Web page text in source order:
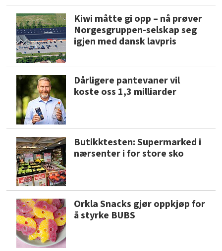
Kiwi måtte gi opp – nå prøver
Norgesgruppen-selskap seg
igjen med dansk lavpris
Dårligere pantevaner vil
koste oss 1,3 milliarder
Butikktesten: Supermarked i
nærsenter i for store sko
Orkla Snacks gjør oppkjøp for
å styrke BUBS